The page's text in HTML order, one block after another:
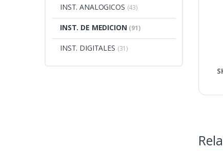
INST. ANALOGICOS (43)
INST. DE MEDICION (91)
INST. DIGITALES (31)